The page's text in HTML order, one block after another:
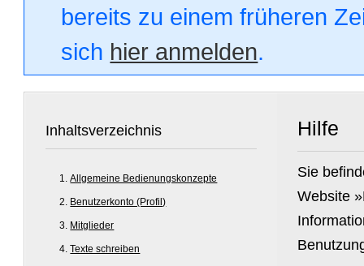
bereits zu einem früheren
sich hier anmelden.
Inhaltsverzeichnis
Allgemeine Bedienungskonzepte
Benutzerkonto (Profil)
Mitglieder
Texte schreiben
Hilfe
Sie
Website